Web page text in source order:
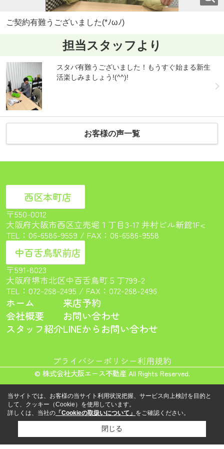
ご契約有難うございました(*ﾉωﾉ)
担当スタッフより
スタバ有難うございました！もうすぐ始まる新生
活楽しみましょう!(^^)!
お客様の声一覧
西区本町店
〒550-0012
大阪府大阪市西区立売堀１丁目3-17 井村ビル新館1F<
TEL： 06-6586-9559 / FAX：06-6586-9558
中百舌鳥駅前店
〒591-8023
大阪府堺市北区中百舌鳥町５丁799-2
TEL： 072-268-2495 / FAX：072-268-2496
ホーム
会社概要
スタッフ紹介
来店予約
お問い合わせ
LINEからお問い合わせ
プライバシーポリシー利用規約
© 株式会社大阪エース不動産 All Rights Reserved.
当サイトでは、お客様の当サイト利用状況把握、サービス向上検討を目的と
して、クッキー（Cookie）を使用しています。
詳しくは、当社の 「Cookieの取扱いについて」 をご確認ください。
閉じる